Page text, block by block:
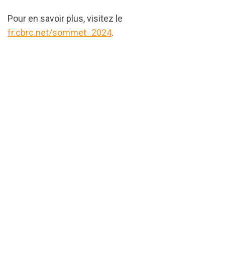
Pour en savoir plus, visitez le
fr.cbrc.net/sommet_2024.